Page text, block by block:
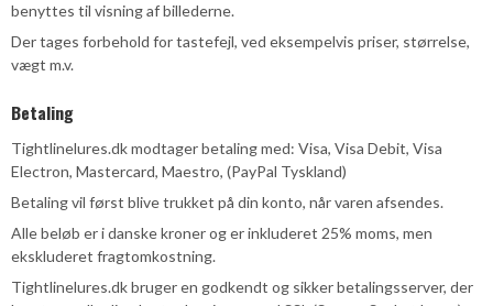
benyttes til visning af billederne.
Der tages forbehold for tastefejl, ved eksempelvis priser, størrelse,
vægt m.v.
Betaling
Tightlinelures.dk modtager betaling med: Visa, Visa Debit, Visa
Electron, Mastercard, Maestro, (PayPal Tyskland)
Betaling vil først blive trukket på din konto, når varen afsendes.
Alle beløb er i danske kroner og er inkluderet 25% moms, men
ekskluderet fragtomkostning.
Tightlinelures.dk bruger en godkendt og sikker betalingsserver, der